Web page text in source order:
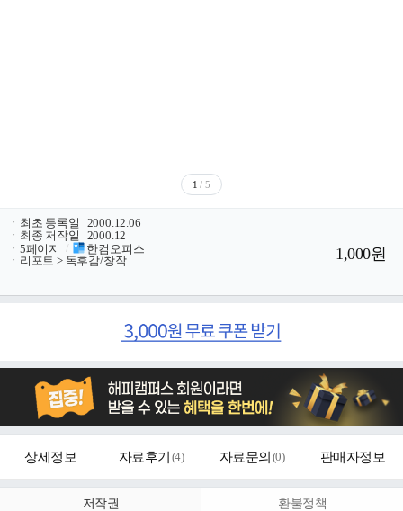
1 / 5
ㆍ 최초 등록일
2000.12.06
ㆍ 최종 저작일
2000.12
ㆍ 5페이지 /
한컴오피스
ㆍ 리포트 > 독후감/창작 1,000원
상세정보 자료후기 (4) 자료문의 (0) 판매자정보
저작권 환불정책